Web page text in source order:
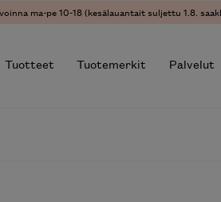
ma-pe 10-18 (kesälauantait suljettu 1.8.
Tuotteet Tuotemerkit Palvelut